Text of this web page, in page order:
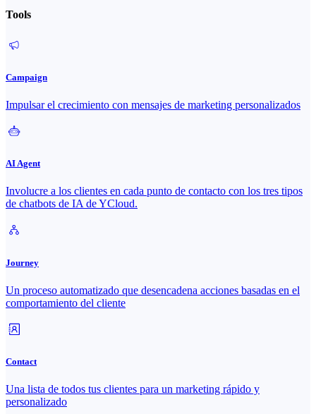
Tools
Campaign
Impulsar el crecimiento con mensajes de marketing personalizados
AI Agent
Involucre a los clientes en cada punto de contacto con los tres tipos
de chatbots de IA de YCloud.
Journey
Un proceso automatizado que desencadena acciones basadas en el
comportamiento del cliente
Contact
Una lista de todos tus clientes para un marketing rápido y
personalizado